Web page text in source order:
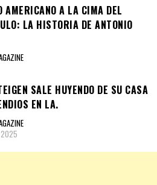
AMERICANO A LA CIMA DEL
LA HISTORIA DE ANTONIO
SALE HUYENDO DE SU CASA
EN LA.
2025